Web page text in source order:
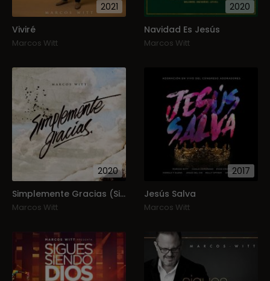
2021
Viviré
Marcos Witt
2020
Navidad Es Jesús
Marcos Witt
2020
Simplemente Gracias (Single)
Marcos Witt
2017
Jesús Salva
Marcos Witt